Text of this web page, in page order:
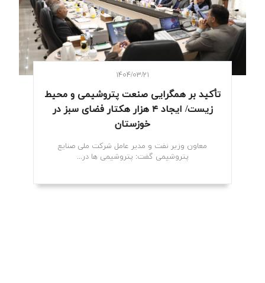
۱۴۰۴/۰۳/۲۱
تأکید بر همگرایی صنعت پتروشیمی و محیط
زیست/ ایجاد ۴ هزار هکتار فضای سبز در
خوزستان
معاون وزیر نفت و مدیر عامل شرکت ملی صنایع
پتروشیمی گفت: پتروشیمی ها در...